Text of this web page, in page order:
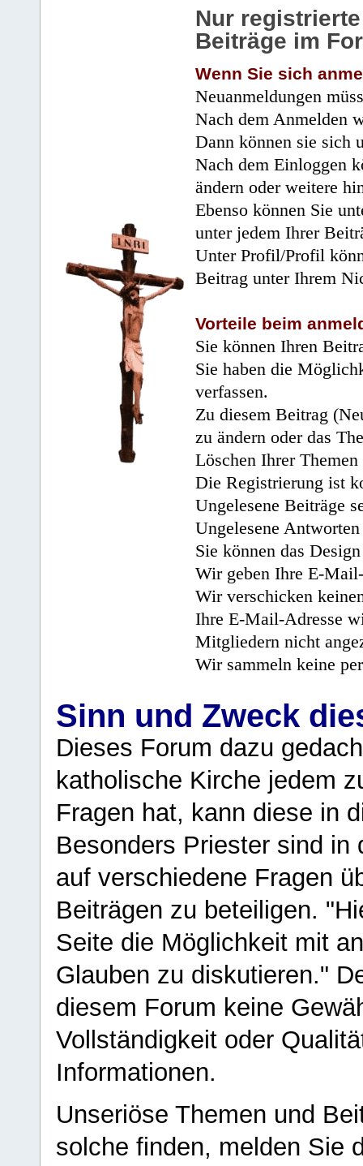
Nur
Beiträge im
Wenn Sie sich
Neuanmeldungen
Nach dem Anmelden
Dann können sie sich
Nach dem Einloggen
ändern oder weitere
Ebenso können Sie
unter jedem Ihrer
Unter Profil/Profil
Beitrag unter Ihrem
Vorteile beim
Sie können Ihren
Sie haben die
verfassen.
Zu diesem Beitrag
zu ändern oder das
Löschen Ihrer
Die Registrierung ist
Ungelesene Beiträge
Ungelesene
Sie können das
Wir geben Ihre E-
Wir verschicken
Ihre E-Mail-Adresse
Mitgliedern nicht
Wir sammeln keine
Sinn und Zweck
Dieses Forum dazu
katholische Kirche jedem
Fragen hat, kann diese in
Besonders Priester sind in
auf verschiedene Fragen
Beiträgen zu beteiligen.
Seite die Möglichkeit mit
Glauben zu diskutieren."
diesem Forum keine
Vollständigkeit oder
Informationen.
Unseriöse Themen und
solche finden, melden Sie